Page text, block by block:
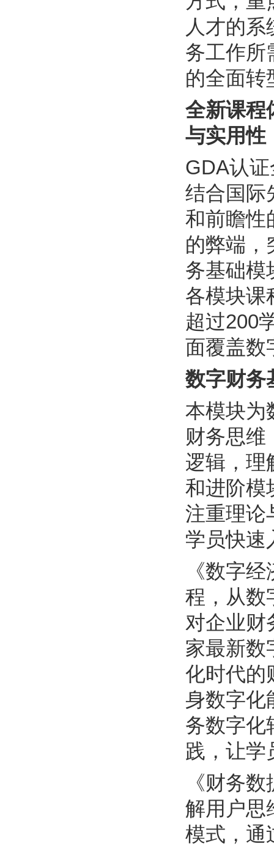
人才的
务工作所
的全面转
全新课程
与实用性
GDA认
结合国际
和前瞻性
的弊端，
务基础模
各模块课
超过200
面覆盖数
数字财务
本模块为
财务思维
逻辑，理
和进阶模
注重理论
学员快速
《数字
程，从数
对企业财
家最新数
化时代的
身数字化
务数字化
践，让学
《财务
解用户思
模式，通